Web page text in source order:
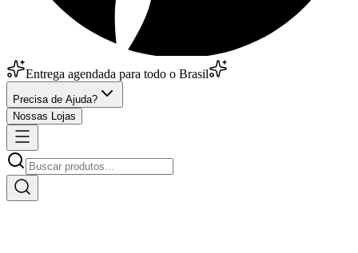
Entrega agendada para todo o Brasil
Precisa de Ajuda?
Nossas Lojas